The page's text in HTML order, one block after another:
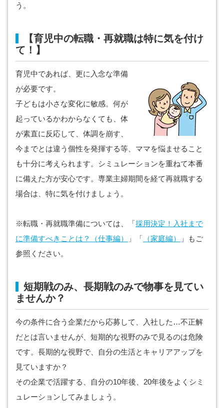
う。
【育児中の転職・再就職は特に気を付け
て！】
育児中であれば、更に入念な準備
が必要です。
子どもは小さな変化に敏感。何が
起っているかわからなくても、体
が素直に反応して、体調を崩す、
今までとは違う個性を発揮する等、ママを悩ませること
も十分に考えられます。シミュレーションを重ねて本番
に備えた方が安心です。専業主婦期間を経て再就職する
場合は、特に気を付けましょう。
※転職・再就職準備については、「採用決定！入社まで
に準備すべきことは？（仕事編）
」「 （家庭編）
」もご
参照ください。
短期戦のみ、長期戦のみで物事を見てい
ませんか？
今の条件に合う企業だから応募して、入社した…不正解
だとは言いませんが、短期的な視野のみで見るのは危険
です。長期的な視野で、自分の生活とキャリアアップを
見ていますか？
その企業で活躍する、自分の10年後、20年後をよくシミ
ュレーションしてみましょう。